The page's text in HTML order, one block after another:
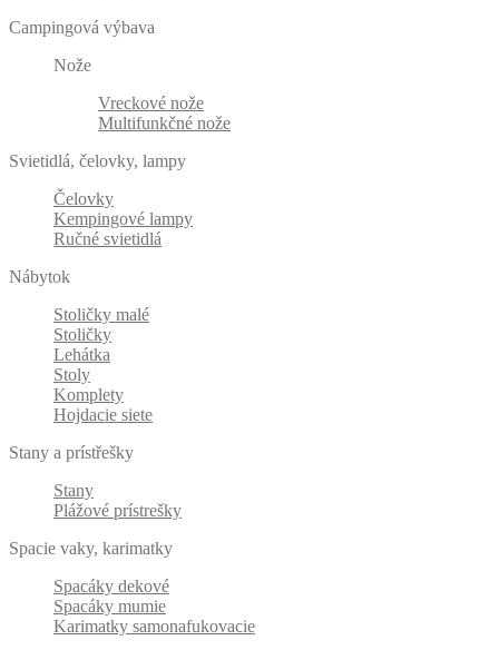
Campingová výbava
Nože
Vreckové nože
Multifunkčné nože
Svietidlá, čelovky, lampy
Čelovky
Kempingové lampy
Ručné svietidlá
Nábytok
Stoličky malé
Stoličky
Lehátka
Stoly
Komplety
Hojdacie siete
Stany a prístřešky
Stany
Plážové prístrešky
Spacie vaky, karimatky
Spacáky dekové
Spacáky mumie
Karimatky samonafukovacie